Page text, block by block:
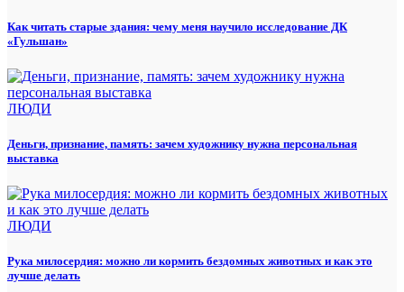
Как читать старые здания: чему меня научило исследование ДК
«Гульшан»
ЛЮДИ
Деньги, признание, память: зачем художнику нужна персональная
выставка
ЛЮДИ
Рука милосердия: можно ли кормить бездомных животных и как это
лучше делать